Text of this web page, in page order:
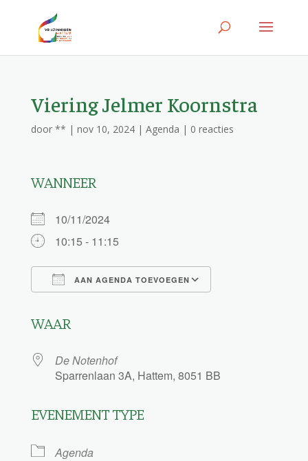
Viering Jelmer Koornstra
door ** | nov 10, 2024| Agenda | 0 reacties
WANNEER
10/11/2024
10:15 - 11:15
AAN AGENDA TOEVOEGEN
WAAR
De Notenhof
Sparrenlaan 3A, Hattem, 8051 BB
EVENEMENT TYPE
Agenda